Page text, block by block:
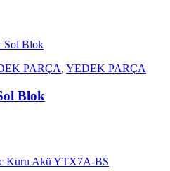
PARÇA, YEDEK PARÇA
Blok